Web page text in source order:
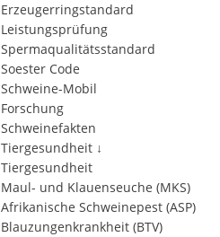
Erzeugerringstandard
Leistungsprüfung
Spermaqualitätsstandard
Soester Code
Schweine-Mobil
Forschung
Schweinefakten
Tiergesundheit ↓
Tiergesundheit
Maul- und Klauenseuche (MKS)
Afrikanische Schweinepest (ASP)
Blauzungenkrankheit (BTV)